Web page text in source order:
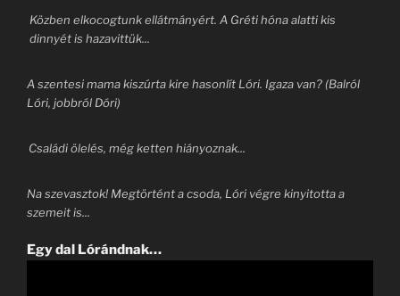
Közben elkocogtunk ellátmányért. A Gréti hóna alatti kis
dinnyét is hazavittük...
A szentesi mama kiszúrta kire hasonlít Lóri. Igaza van? (Balról
Lóri, jobbról Dóri)
Családi ölelés, még ketten hiányoznak...
Na szevasztok! Megtörtént a csoda, Lóri végre kinyitotta a
szemeit is...
Egy dal Lórándnak…